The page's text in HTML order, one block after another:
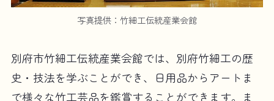
写真提供：竹細工伝統産業会館
別府市竹細工伝統産業会館では、別府竹細工の歴
史・技法を学ぶことができ、日用品からアートま
で様々な竹工芸品を鑑賞することができます。ま